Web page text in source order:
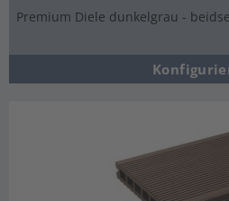
Premium Diele dunkelgrau -